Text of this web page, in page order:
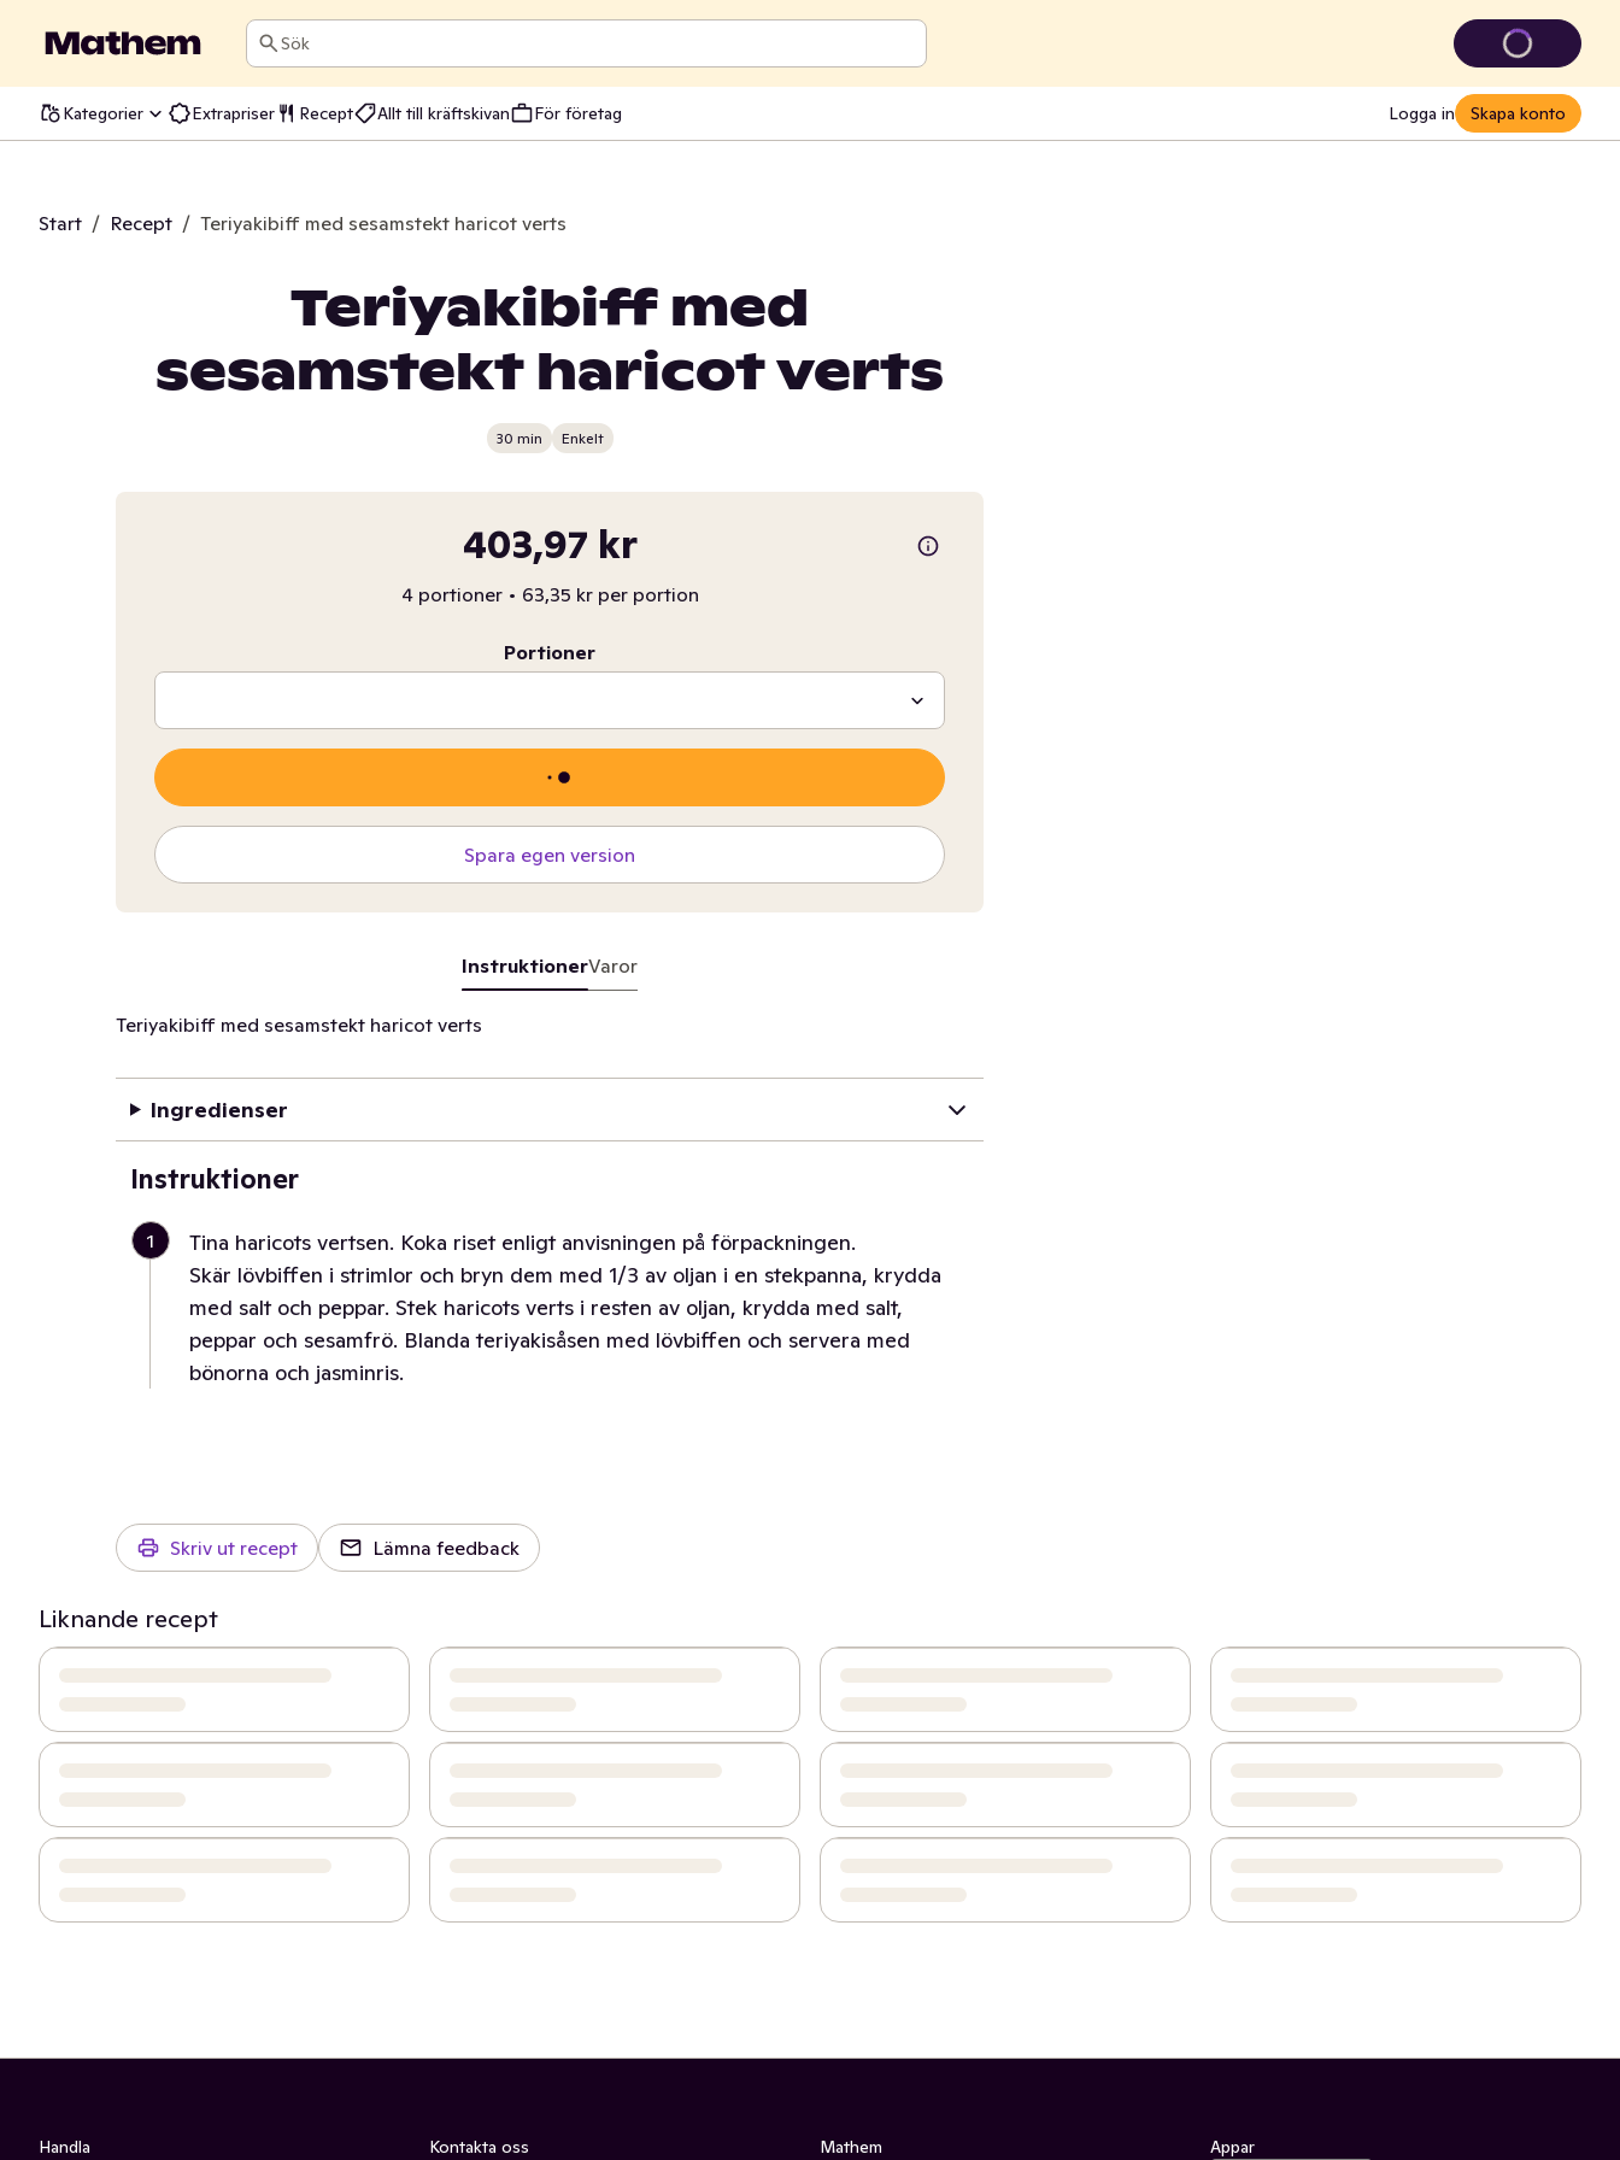
Sök
Kategorier Extrapriser Recept Allt till kräftskivan För företag Logga in Skapa konto
Start / Recept / Teriyakibiff med sesamstekt haricot verts
Teriyakibiff med
sesamstekt haricot verts
30 min Enkelt
403,97 kr
4 portioner • 63,35 kr per portion
Portioner
Spara egen version
InstruktionerVaror
Teriyakibiff med sesamstekt haricot verts
Ingredienser
Instruktioner
1
Tina haricots vertsen. Koka riset enligt anvisningen på förpackningen.
Skär lövbiffen i strimlor och bryn dem med 1/3 av oljan i en stekpanna, krydda
med salt och peppar. Stek haricots verts i resten av oljan, krydda med salt,
peppar och sesamfrö. Blanda teriyakisåsen med lövbiffen och servera med
bönorna och jasminris.
Skriv ut recept Lämna feedback
Liknande recept
Handla Kontakta oss Mathem Appar